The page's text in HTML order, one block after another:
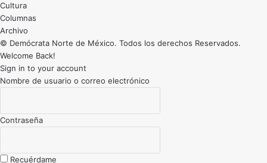
Cultura
Archivo
© Demócrata Norte de México. Todos los derechos Reservados.
Welcome Back!
Sign in to your account
Nombre de usuario o correo electrónico
Contraseña
Recuérdame